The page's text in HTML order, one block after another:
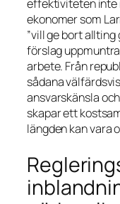
effektiviteten inte
ekonomer som
”vill ge bort allting
förslag
arbete. Från
sådana
ansvarskänsla
skapar ett
längden kan vara